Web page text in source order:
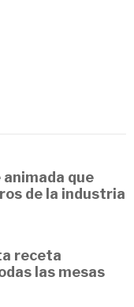
que
de la industria
receta
las mesas